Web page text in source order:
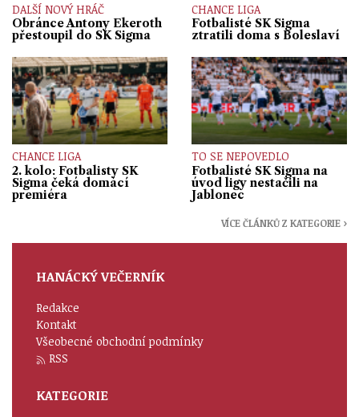
DALŠÍ NOVÝ HRÁČ
Obránce Antony Ekeroth
přestoupil do SK Sigma
CHANCE LIGA
Fotbalisté SK Sigma
ztratili doma s Boleslaví
CHANCE LIGA
2. kolo: Fotbalisty SK
Sigma čeká domácí
premiéra
TO SE NEPOVEDLO
Fotbalisté SK Sigma na
úvod ligy nestačili na
Jablonec
VÍCE ČLÁNKŮ Z KATEGORIE ›
HANÁCKÝ VEČERNÍK
Redakce
Kontakt
Všeobecné obchodní podmínky
RSS
KATEGORIE